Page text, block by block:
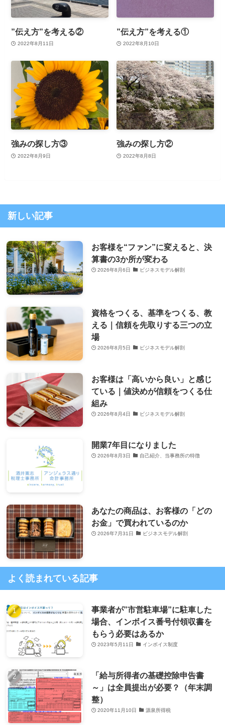
”伝え方”を考える②
2022年8月11日
”伝え方”を考える①
2022年8月10日
強みの探し方③
2022年8月9日
強みの探し方②
2022年8月8日
新しい記事
お客様を“ファン”に変えると、決
算書の3か所が変わる
2026年8月6日 ビジネスモデル解剖
資格をつくる、基準をつくる、教
える｜信頼を先取りする三つの立
場
2026年8月5日 ビジネスモデル解剖
お客様は「高いから良い」と感じ
ている｜値決めが信頼をつくる仕
組み
2026年8月4日 ビジネスモデル解剖
開業7年目になりました
2026年8月3日 自己紹介、当事務所の特徴
あなたの商品は、お客様の「どの
お金」で買われているのか
2026年7月31日 ビジネスモデル解剖
よく読まれている記事
事業者が”市営駐車場”に駐車した
場合、インボイス番号付領収書を
もらう必要はあるか
2023年5月11日 インボイス制度
「給与所得者の基礎控除申告書
～」は全員提出が必要？（年末調
整）
2020年11月10日 源泉所得税